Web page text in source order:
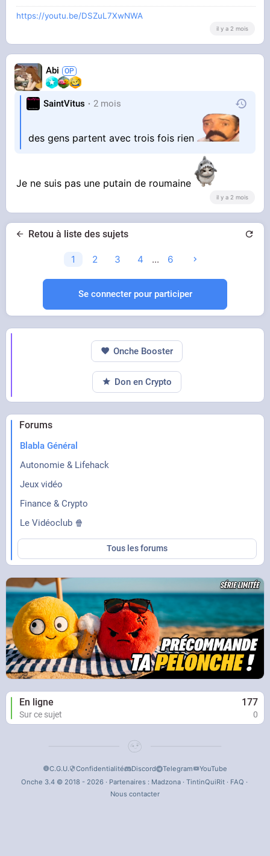
https://youtu.be/DSZuL7XwNWA
il y a 2 mois
Abi
SaintVitus 2 mois
des gens partent avec trois fois rien
Je ne suis pas une putain de roumaine
il y a 2 mois
Retou à liste des sujets
1 2 3 4 ... 6
Se connecter pour participer
Forums
Blabla Général
Autonomie & Lifehack
Jeux vidéo
Finance & Crypto
Le Vidéoclub 🍿
Tous les forums
En ligne 177
Sur ce sujet 0
Onche Booster
Don en Crypto
C.G.U. Confidentialité Discord Telegram
YouTube
Onche 3.4 © 2018 - 2026 · Partenaires : Madzona· TintinQuiRit· FAQ ·
Nous contacter